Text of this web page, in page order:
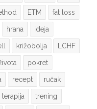
ETM fat loss
hrana ideja
križobolja LCHF
pokret
recept ručak
terapija trening